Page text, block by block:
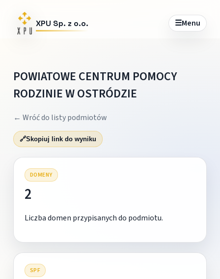
XPU Sp. z o.o. ☰Menu
POWIATOWE CENTRUM POMOCY
RODZINIE W OSTRÓDZIE
← Wróć do listy podmiotów
🔗Skopiuj link do wyniku
DOMENY
2
Liczba domen przypisanych do podmiotu.
SPF